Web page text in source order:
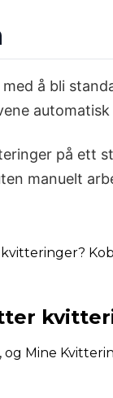
å bli
på ett
manuelt
og Mine